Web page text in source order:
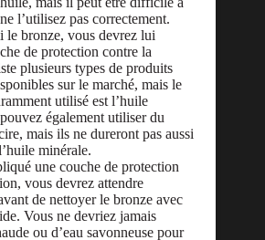
l’utilisez pas correctement.
le bronze, vous devrez lui
de protection contre la
plusieurs types de produits
sur le marché, mais le
utilisé est l’huile
également utiliser du
mais ils ne dureront pas aussi
minérale.
une couche de protection
vous devrez attendre
de nettoyer le bronze avec
Vous ne devriez jamais
ou d’eau savonneuse pour